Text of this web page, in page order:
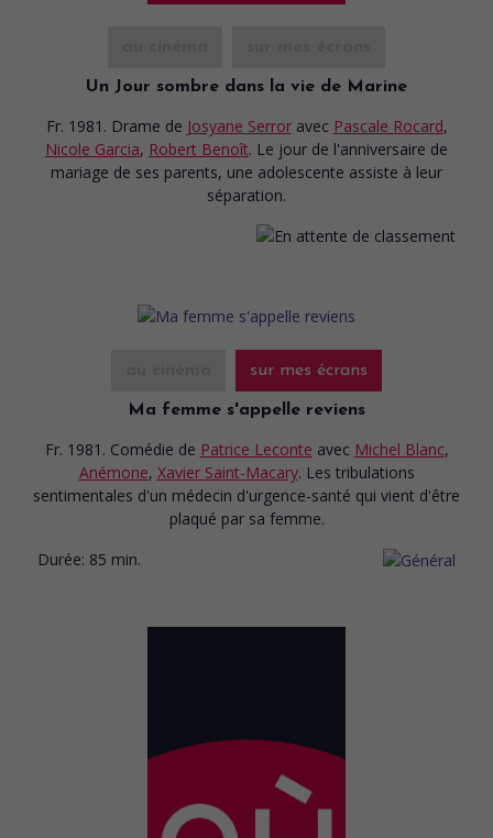
Un Jour sombre dans la vie de Marine
Fr. 1981. Drame de Josyane Serror avec Pascale Rocard,
Nicole Garcia, Robert Benoît. Le jour de l'anniversaire de
mariage de ses parents, une adolescente assiste à leur
séparation.
sur mes écrans
Ma femme s'appelle reviens
Fr. 1981. Comédie de Patrice Leconte avec Michel Blanc,
Anémone, Xavier Saint-Macary. Les tribulations
sentimentales d'un médecin d'urgence-santé qui vient d'être
plaqué par sa femme.
Durée: 85 min.